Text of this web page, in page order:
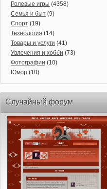
Ролевые игры (4358)
Семья и быт (9)
Спорт (19)
Технология (14)
Товары и услуги (41)
Увлечения и хобби (73)
Фотографии (10)
Юмор (10)
Случайный форум